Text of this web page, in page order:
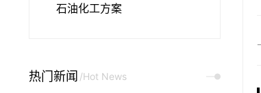
石油化工方案
热门新闻 /Hot News